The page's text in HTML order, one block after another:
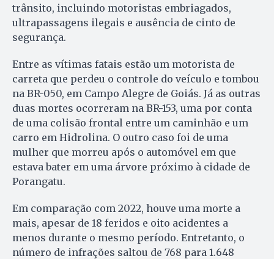
trânsito, incluindo motoristas embriagados,
ultrapassagens ilegais e ausência de cinto de
segurança.
Entre as vítimas fatais estão um motorista de
carreta que perdeu o controle do veículo e tombou
na BR-050, em Campo Alegre de Goiás. Já as outras
duas mortes ocorreram na BR-153, uma por conta
de uma colisão frontal entre um caminhão e um
carro em Hidrolina. O outro caso foi de uma
mulher que morreu após o automóvel em que
estava bater em uma árvore próximo à cidade de
Porangatu.
Em comparação com 2022, houve uma morte a
mais, apesar de 18 feridos e oito acidentes a
menos durante o mesmo período. Entretanto, o
número de infrações saltou de 768 para 1.648